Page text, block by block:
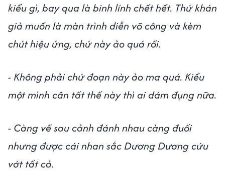
kiểu gì, bay qua là binh lính chết hết. Thứ khán
giả muốn là màn trình diễn võ công và kèm
chút hiệu ứng, chứ này ảo quá rồi.
- Không phải chứ đoạn này ảo ma quá. Kiểu
một mình cân tất thế này thì ai dám đụng nữa.
- Càng về sau cảnh đánh nhau càng đuối
nhưng được cái nhan sắc Dương Dương cứu
vớt tất cả.